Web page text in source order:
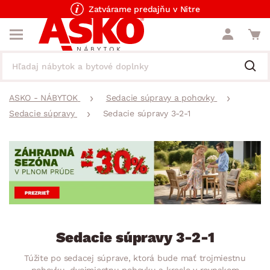
Zatvárame predajňu v Nitre
ASKO - NÁBYTOK
Sedacie súpravy a pohovky
Sedacie súpravy
Sedacie súpravy 3-2-1
Sedacie súpravy 3-2-1
Túžite po sedacej súprave, ktorá bude mať trojmiestnu